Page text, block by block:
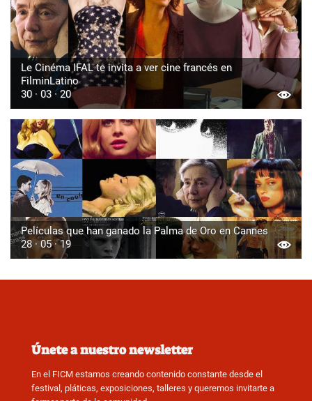
Le Cinéma IFAL te invita a ver cine francés en
FilminLatino
30 · 03 · 20
Películas que han ganado la Palma de Oro en Cannes
28 · 05 · 19
Únete a nuestro newsletter
En el FICM estamos creando contenido constante desde el
festival, pláticas, exposiciones, talleres y queremos invitarte a